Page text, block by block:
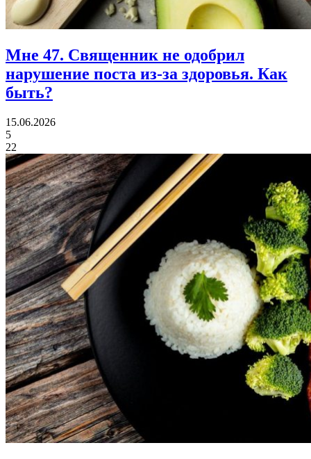
Мне 47. Священник не одобрил
нарушение поста из-за здоровья. Как
быть?
15.06.2026
5
22